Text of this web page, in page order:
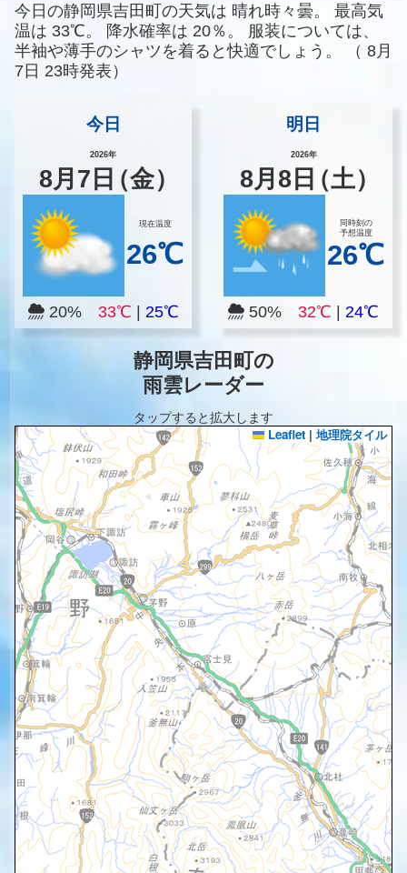
今日の静岡県吉田町の天気は 晴れ時々曇。
最高気
温は 33℃。 降水確率は 20％。
服装については、
半袖や薄手のシャツを着ると快適でしょう。
（ 8月
7日 23時発表）
今日
2026年
8月 7 日（金）
現在温度
26℃
20% 33℃ 25℃
明日
2026年
8月8 日（土）
同時刻の
予想温度
26℃
50%32℃ |24℃
静岡県吉田町の
雨雲レーダー
タップすると拡大します
Leaflet | 地理院タイル